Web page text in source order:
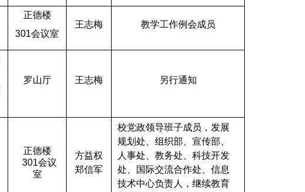
正德楼
301会议室
王志梅 教学工作例会成员
罗山厅 王志梅 另行通知
正德楼
301会议
室
方益权
郑信军
校党政领导班子成员，发展
规划处、组织部、宣传部、
人事处、教务处、科技开发
处、国际交流合作处、信息
技术中心负责人，继续教育